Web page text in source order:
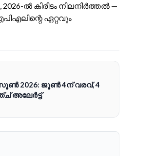
ൽ കിരീടം നിലനിർത്തൽ —
ഏറ്റവും
2026: ജൂൺ 4ന് വരവ്, 4
അലേർട്ട്